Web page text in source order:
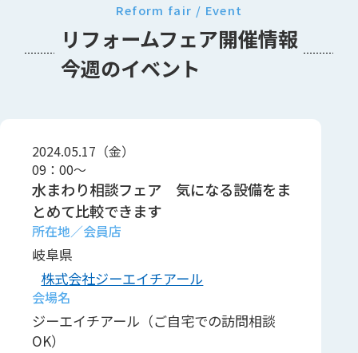
Reform fair / Event
リフォームフェア開催情報
今週のイベント
2024.05.17（金）
09：00～
水まわり相談フェア 気になる設備をま
とめて比較できます
岐阜県
株式会社ジーエイチアール
ジーエイチアール（ご自宅での訪問相談
OK）